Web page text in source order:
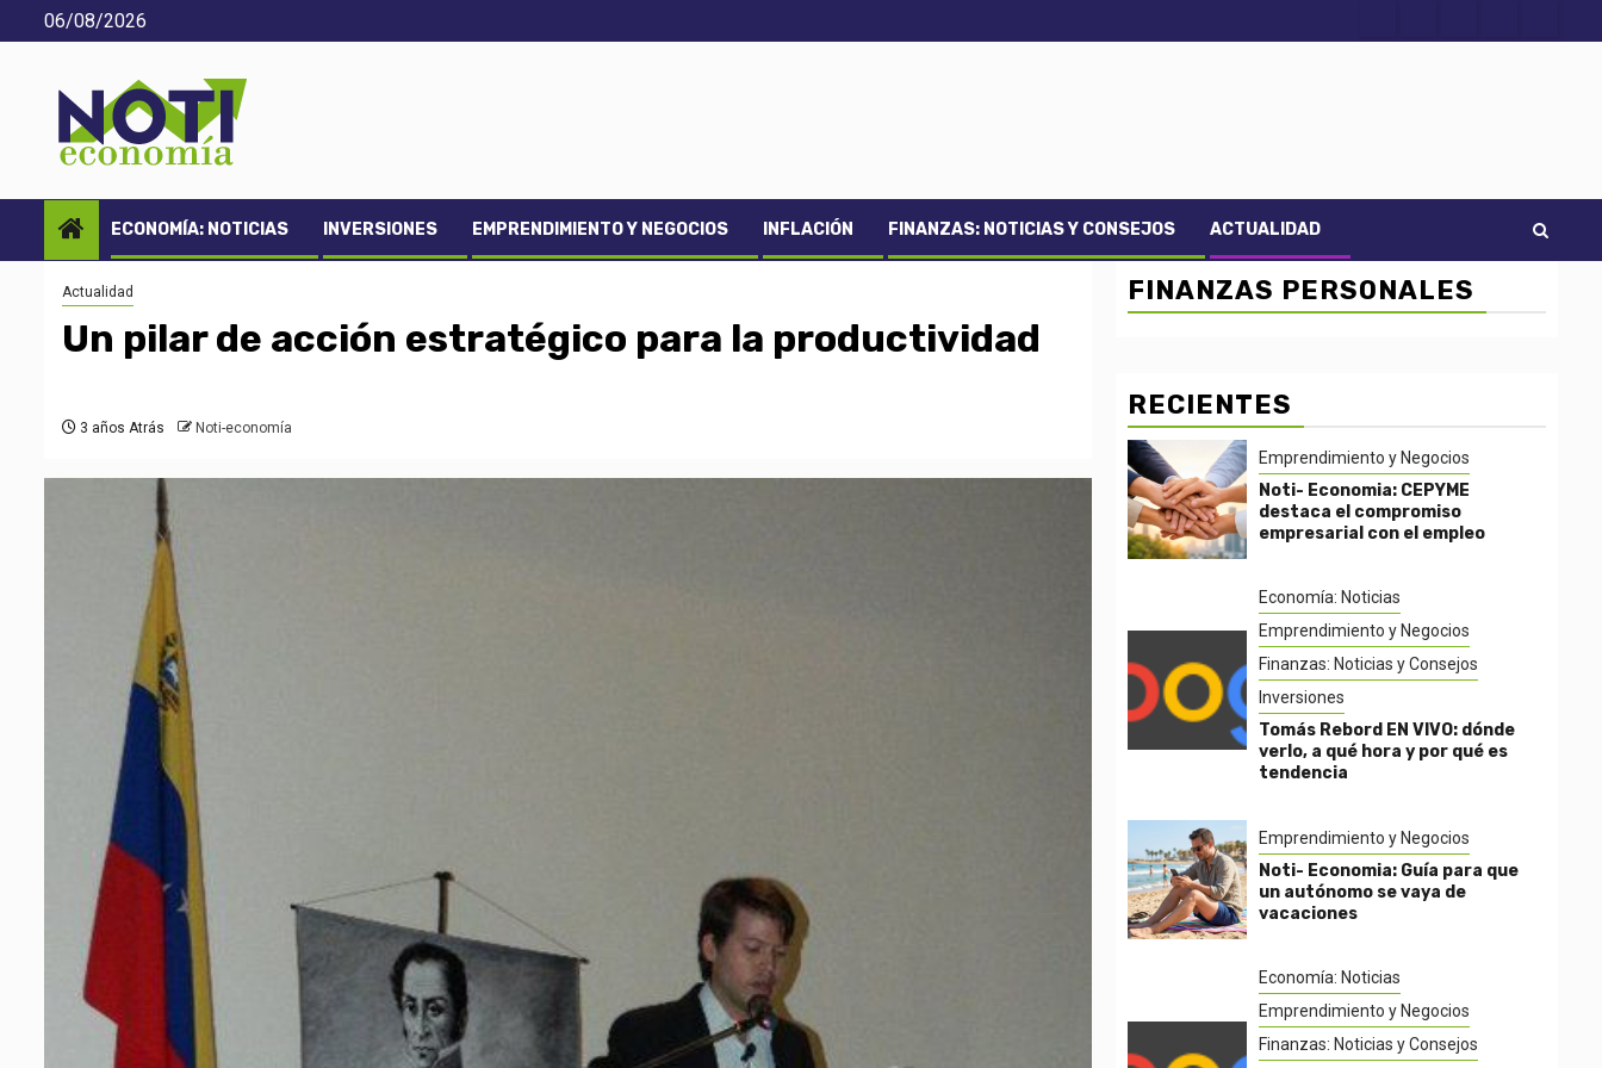
Saltar
al
06/08/2026
ECONOMÍA: NOTICIAS INVERSIONES EMPRENDIMIENTO Y NEGOCIOS INFLACIÓN FINANZAS: NOTICIAS Y CONSEJOS ACTUALIDAD
Actualidad
Un pilar de acción estratégico para la productividad
3 años Atrás Noti-economía
FINANZAS PERSONALES
RECIENTES
Emprendimiento y Negocios
Noti- Economia: CEPYME
destaca el compromiso
empresarial con el empleo
Economía: Noticias
Emprendimiento y Negocios
Finanzas: Noticias y Consejos
Inversiones
Tomás Rebord EN VIVO: dónde
verlo, a qué hora y por qué es
tendencia
Emprendimiento y Negocios
Noti- Economia: Guía para que
un autónomo se vaya de
vacaciones
Economía: Noticias
Emprendimiento y Negocios
Finanzas: Noticias y Consejos